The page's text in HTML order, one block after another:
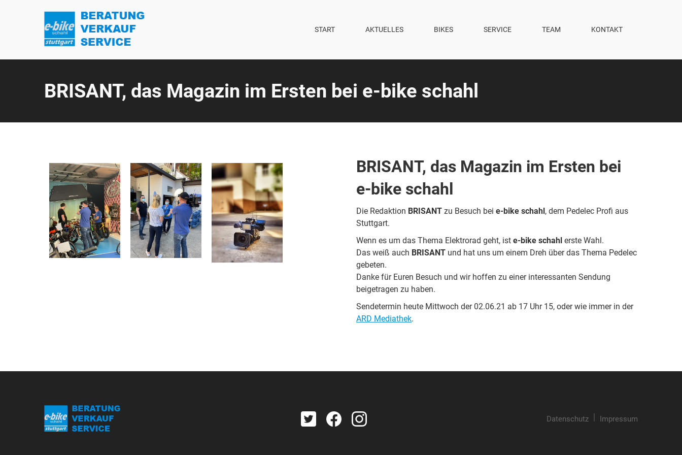
START AKTUELLES BIKES SERVICE TEAM KONTAKT
BRISANT, das Magazin im Ersten bei e-bike schahl
BRISANT, das Magazin im Ersten bei
e-bike schahl
Die Redaktion BRISANT zu Besuch bei e-bike schahl, dem Pedelec Profi aus
Stuttgart.
Wenn es um das Thema Elektrorad geht, ist e-bike schahl erste Wahl.
Das weiß auch BRISANT und hat uns um einem Dreh über das Thema Pedelec
gebeten.
Danke für Euren Besuch und wir hoffen zu einer interessanten Sendung
beigetragen zu haben.
Sendetermin heute Mittwoch der 02.06.21 ab 17 Uhr 15, oder wie immer in der
ARD Mediathek.
Datenschutz Impressum